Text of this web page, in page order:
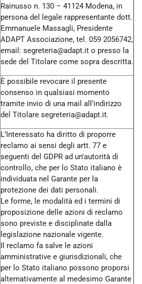
Rainusso n. 130 – 41124 Modena, in
persona del legale rappresentante dott.
Emmanuele Massagli, Presidente
ADAPT Associazione, tel. 059 2056742,
email: segreteria@adapt.it o presso la
sede del Titolare come sopra descritta.
È possibile revocare il presente
consenso in qualsiasi momento
tramite invio di una mail all’indirizzo
del Titolare segreteria@adapt.it.
L’Interessato ha diritto di proporre
reclamo ai sensi degli artt. 77 e
seguenti del GDPR ad un’autorità di
controllo, che per lo Stato italiano è
individuata nel Garante per la
protezione dei dati personali.
Le forme, le modalità ed i termini di
proposizione delle azioni di reclamo
sono previste e disciplinate dalla
legislazione nazionale vigente.
Il reclamo fa salve le azioni
amministrative e giurisdizionali, che
per lo Stato italiano possono proporsi
alternativamente al medesimo Garante